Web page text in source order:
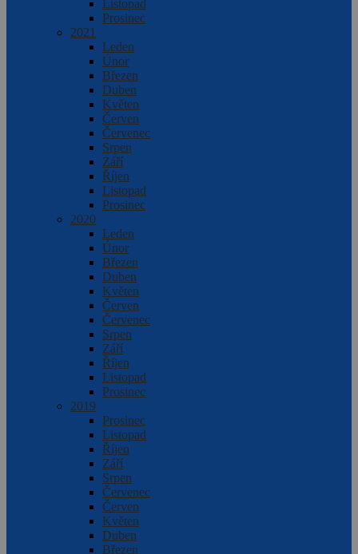
Listopad
Prosinec
2021
Leden
Únor
Březen
Duben
Květen
Červen
Červenec
Srpen
Září
Říjen
Listopad
Prosinec
2020
Leden
Únor
Březen
Duben
Květen
Červen
Červenec
Srpen
Září
Říjen
Listopad
Prosinec
2019
Prosinec
Listopad
Říjen
Září
Srpen
Červenec
Červen
Květen
Duben
Březen